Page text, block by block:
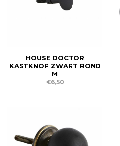
HOUSE DOCTOR
KASTKNOP ZWART ROND
M
€6,50